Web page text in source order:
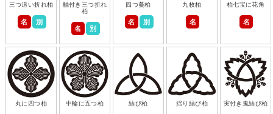
三つ追い折れ柏
名 別
軸付き三つ折れ
柏
名 別
四つ蔓柏
名 別
九枚柏
名
柏七宝に花角
名
丸に四つ柏 中輪に五つ柏 結び柏 揺り結び柏 実付き鬼結び柏